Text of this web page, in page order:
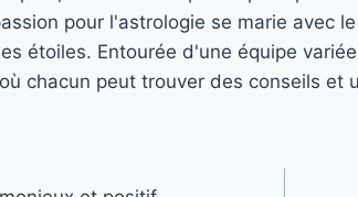
pour l'astrologie se marie avec
étoiles. Entourée d'une équipe
chacun peut trouver des conseils et